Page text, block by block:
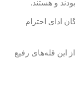
و هستند.
ادای احترام
این قله‌‌های رفیع